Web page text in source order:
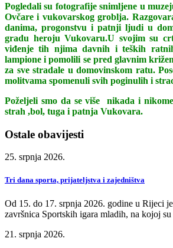
Pogledali su fotografije snimljene u
Ovčare i vukovarskog groblja.
danima, progonstvu i patnji ljudi u
gradu heroju Vukovaru.U svojim su
viđenje tih njima davnih i teških
lampione i pomolili se pred glavnim
za sve stradale u domovinskom ratu.
molitvama spomenuli svih poginulih i
Poželjeli smo da se više nikada i
strah ,bol, tuga i patnja Vukovara.
Ostale obavijesti
25. srpnja 2026.
Tri dana sporta, prijateljstva i zajedništva
Od 15. do 17. srpnja 2026. godine u Rijeci
završnica Sportskih igara mladih, na kojoj
21. srpnja 2026.